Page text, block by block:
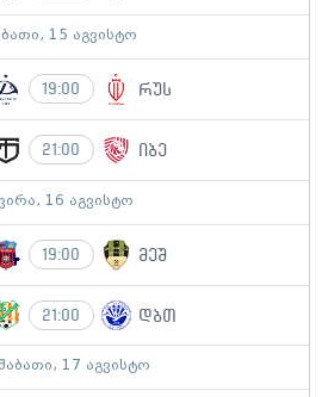
15 აგვისტო
19:00 რუს
21:00 იბე
16 აგვისტო
19:00 მეშ
21:00 დბთ
17 აგვისტო